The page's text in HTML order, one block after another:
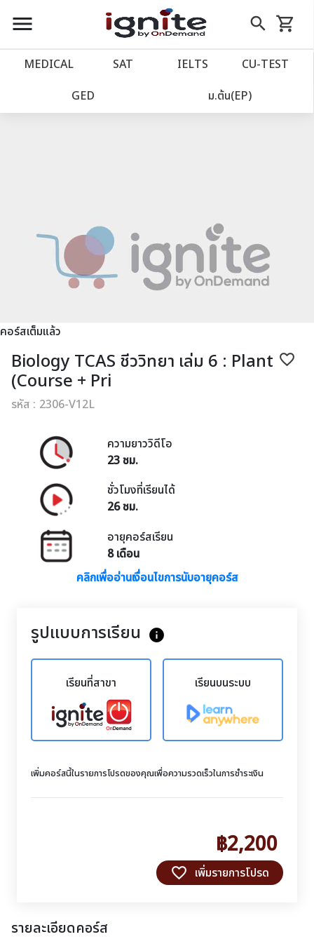
close
account_balance หน้าแรก
เว็บไซต์อิกไนท์
ลงทะเบียน
menu search
Skip
to
shopping_cart
รถเข็น
MEDICAL SAT IELTS CU‑TEST
GED ม.ต้น(EP)
คอร์สเต็มแล้ว
favorite_border
Biology TCAS ชีววิทยา เล่ม 6 : Plant
(Course + Pri
รหัส : 2306-V12L
ความยาววิดีโอ
23 ชม.
ชั่วโมงที่เรียนได้
26 ชม.
อายุคอร์สเรียน
8 เดือน
คลิกเพื่ออ่านเงื่อนไขการนับอายุคอร์ส
รูปแบบการเรียน info
เรียนที่สาขา เรียนบนระบบ
เพิ่มคอร์สนี้ในรายการโปรดของคุณเพื่อความรวดเร็วในการชำระเงิน
฿2,200
favorite_border เพิ่มรายการโปรด
รายละเอียดคอร์ส